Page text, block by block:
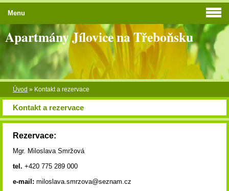
Apartmány Jílovice na Třeboňsku
Úvod » Kontakt a rezervace
Kontakt a rezervace
Rezervace:
Mgr. Miloslava Smržová
tel. +420 775 289 000
e-mail: miloslava.smrzova@seznam.cz
Menu